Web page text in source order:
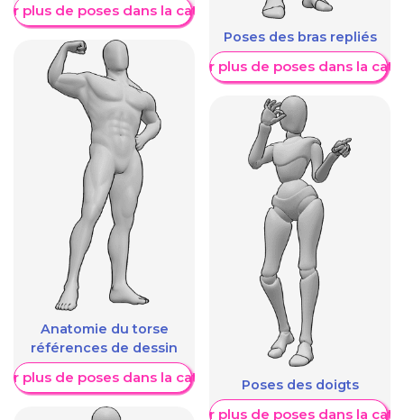
plus de poses dans la catégorie
Anatomie du torse
références de dessin
plus de poses dans la catégorie
Poses des bras repliés
Afficher plus de poses dans la
Poses des doigts
Afficher plus de poses dans la